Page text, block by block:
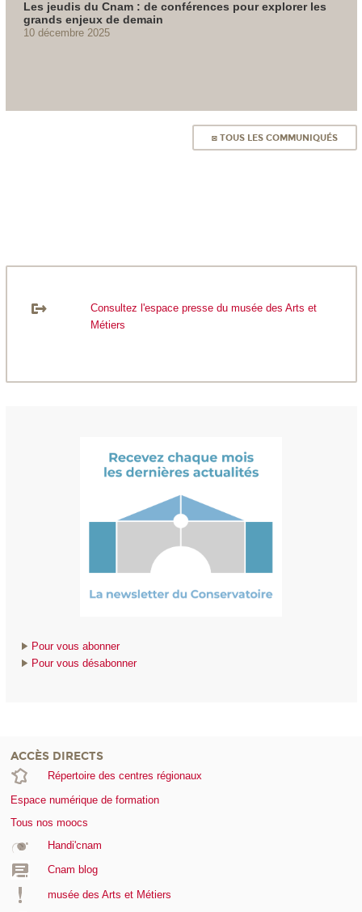
Les jeudis du Cnam : de conférences pour explorer les
grands enjeux de demain
10 décembre 2025
◙ TOUS LES COMMUNIQUÉS
Consultez l'espace presse du musée des Arts et
Métiers
Pour vous abonner
Pour vous désabonner
ACCÈS DIRECTS
Répertoire des centres régionaux
Espace numérique de formation
Tous nos moocs
Handi'cnam
Cnam blog
musée des Arts et Métiers